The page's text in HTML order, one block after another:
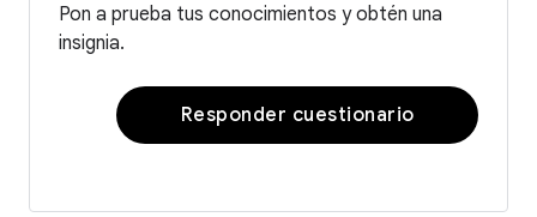
Pon a prueba tus conocimientos y obtén una
insignia.
Responder cuestionario